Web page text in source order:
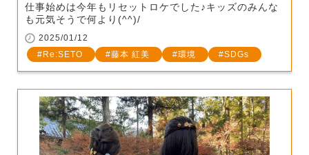
仕事始めは今年もリセットロケでした♪キッズのみんな
も元気そうで何より(^^)/
2025/01/12
Re:SETO
藤本 紅美 環境 SDGs